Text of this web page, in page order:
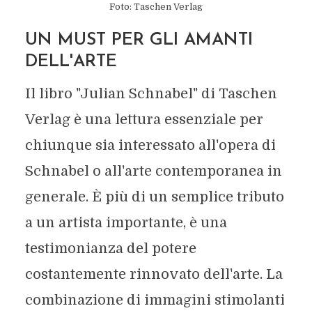
Foto: Taschen Verlag
UN MUST PER GLI AMANTI
DELL'ARTE
Il libro "Julian Schnabel" di Taschen
Verlag è una lettura essenziale per
chiunque sia interessato all'opera di
Schnabel o all'arte contemporanea in
generale. È più di un semplice tributo
a un artista importante, è una
testimonianza del potere
costantemente rinnovato dell'arte. La
combinazione di immagini stimolanti